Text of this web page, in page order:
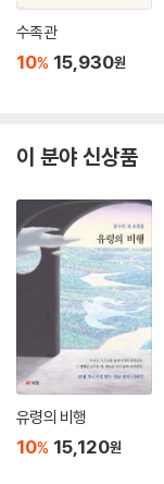
수족관
10% 15,930원
이 분야 신상품
유령의 비행
10% 15,120원